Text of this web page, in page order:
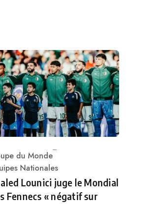
du Monde
Nationales
Lounici juge le Mondial
Fennecs « négatif sur